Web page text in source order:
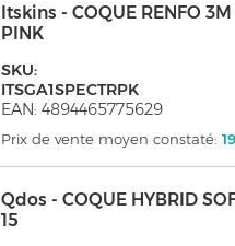
Itskins - COQUE RENFO
PINK
SKU:
ITSGA1SPECTRPK
EAN: 4894465775629
Prix de vente moyen constaté:
Qdos - COQUE HYBRID
15